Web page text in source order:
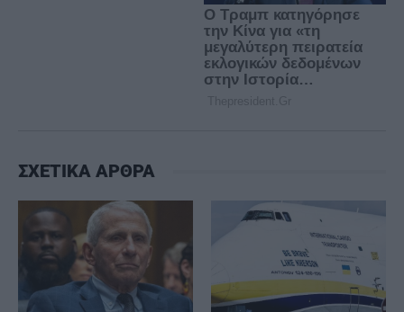
ΣΧΕΤΙΚΑ ΑΡΘΡΑ